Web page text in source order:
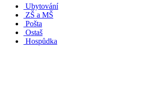
Ubytování
ZŠ a MŠ
Pošta
Ostaš
Hospůdka